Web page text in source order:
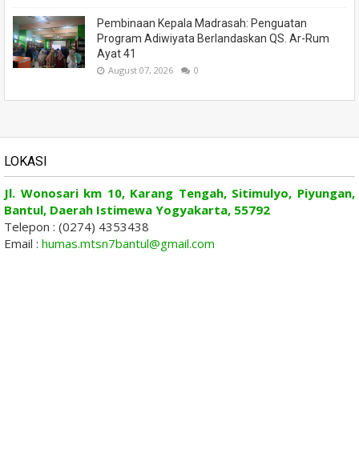
Pembinaan Kepala Madrasah: Penguatan
Program Adiwiyata Berlandaskan QS. Ar-Rum
Ayat 41
August 07, 2026 0
LOKASI
Jl. Wonosari km 10, Karang Tengah, Sitimulyo, Piyungan,
Bantul, Daerah Istimewa Yogyakarta, 55792
Telepon : (0274) 4353438
Email : humas.mtsn7bantul@gmail.com